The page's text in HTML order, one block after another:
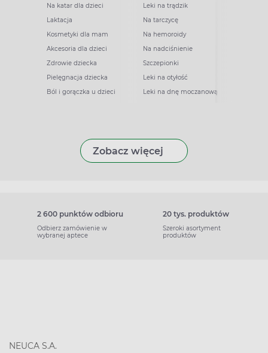
Na katar dla dzieci
Laktacja
Kosmetyki dla mam
Akcesoria dla dzieci
Zdrowie dziecka
Pielęgnacja dziecka
Ból i gorączka u dzieci
Leki na trądzik
Na tarczycę
Na hemoroidy
Na nadciśnienie
Szczepionki
Leki na otyłość
Leki na dnę moczanową
Zobacz więcej
2 600 punktów odbioru
Odbierz zamówienie w
wybranej aptece
20 tys. produktów
Szeroki asortyment
produktów
NEUCA S.A.